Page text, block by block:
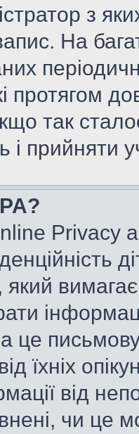
з
На
протягом
так
і прийняти
Privacy
вимагає
це письмову
їхніх
від
чи це